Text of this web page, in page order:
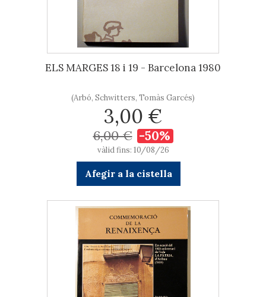
ELS MARGES 18 i 19 - Barcelona 1980
(Arbó, Schwitters, Tomàs Garcés)
3,00 €
6,00 € -50%
vàlid fins: 10/08/26
Afegir a la cistella